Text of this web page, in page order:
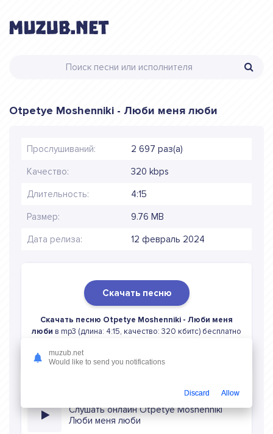
Otpetye Moshenniki - Люби меня люби
Прослушиваний: 2 697 раз(а)
Качество: 320 kbps
Длительность: 4:15
Размер: 9.76 MB
Дата релиза: 12 февраль 2024
Скачать песню
Скачать песню Otpetye Moshenniki - Люби меня
люби в mp3 (длина: 4:15, качество: 320 кбитс) бесплатно
Слушать онлайн Otpetye Moshenniki
Люби меня люби
muzub.net
Would like to send you notifications
Discard Allow